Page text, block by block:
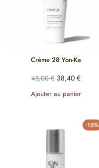
Crème 28 Yon-Ka
48,00€ 38,40 €
Ajouter au panier
-15%